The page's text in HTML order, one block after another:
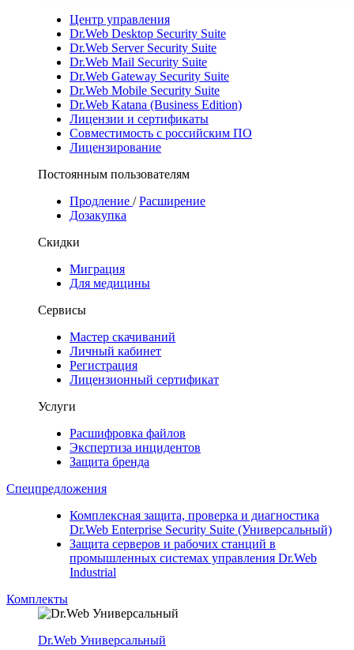
Центр управления
Dr.Web Desktop Security Suite
Dr.Web Server Security Suite
Dr.Web Mail Security Suite
Dr.Web Gateway Security Suite
Dr.Web Mobile Security Suite
Dr.Web Katana (Business Edition)
Лицензии и сертификаты
Совместимость с российским ПО
Лицензирование
Постоянным пользователям
Продление /Расширение
Дозакупка
Скидки
Миграция
Для медицины
Сервисы
Мастер скачиваний
Личный кабинет
Регистрация
Лицензионный сертификат
Услуги
Расшифровка файлов
Экспертиза инцидентов
Защита бренда
Спецпредложения
Комплексная защита, проверка и диагностика
Dr.Web Enterprise Security Suite (Универсальный)
Защита серверов и рабочих станций в
промышленных системах управления Dr.Web
Industrial
Комплекты
Dr.Web Универсальный